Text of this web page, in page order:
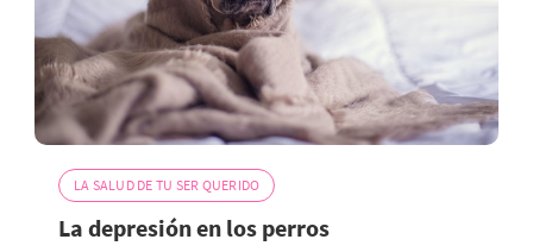
LA SALUD DE TU SER QUERIDO
La depresión en los perros